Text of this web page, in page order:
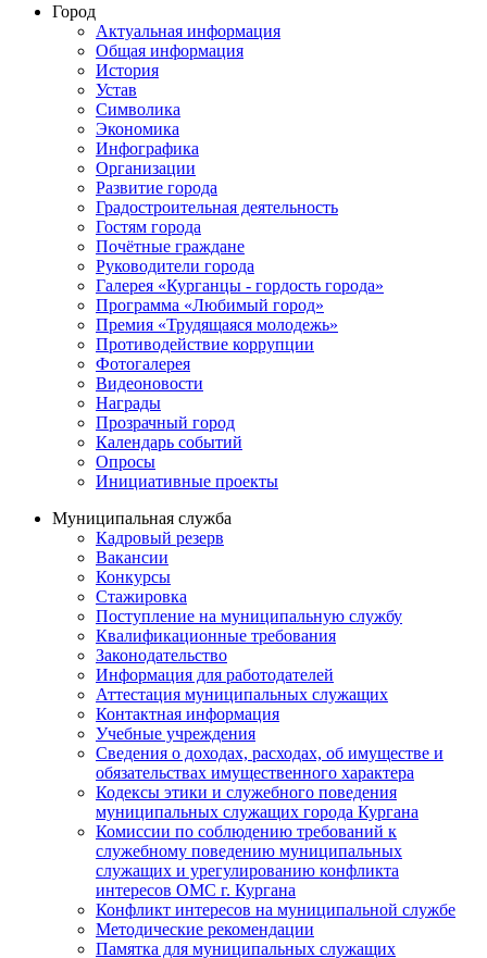
Город
Актуальная информация
Общая информация
История
Устав
Символика
Экономика
Инфографика
Организации
Развитие города
Градостроительная деятельность
Гостям города
Почётные граждане
Руководители города
Галерея «Курганцы - гордость города»
Программа «Любимый город»
Премия «Трудящаяся молодежь»
Противодействие коррупции
Фотогалерея
Видеоновости
Награды
Прозрачный город
Календарь событий
Опросы
Инициативные проекты
Муниципальная служба
Кадровый резерв
Вакансии
Конкурсы
Стажировка
Поступление на муниципальную службу
Квалификационные требования
Законодательство
Информация для работодателей
Аттестация муниципальных служащих
Контактная информация
Учебные учреждения
Сведения о доходах, расходах, об имуществе и
обязательствах имущественного характера
Кодексы этики и служебного поведения
муниципальных служащих города Кургана
Комиссии по соблюдению требований к
служебному поведению муниципальных
служащих и урегулированию конфликта
интересов ОМС г. Кургана
Конфликт интересов на муниципальной службе
Методические рекомендации
Памятка для муниципальных служащих